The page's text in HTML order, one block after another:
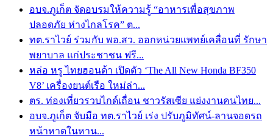
อบจ.ภูเก็ต จัดอบรมให้ความรู้ “อาหารเพื่อสุขภาพ
ปลอดภัย ห่างไกลโรค” ต...
ทต.ราไวย์ ร่วมกับ พอ.สว. ออกหน่วยแพทย์เคลื่อนที่ รักษา
พยาบาล แก่ประชาชน ฟรี...
หล่อ หรู ไทยฮอนด้า เปิดตัว ‘The All New Honda BF350
V8’ เครื่องยนต์เรือ ใหม่ล่า...
ตร. ท่องเที่ยวรวบไกด์เถื่อน ชาวรัสเซีย แย่งงานคนไทย...
อบจ.ภูเก็ต จับมือ ทต.ราไวย์ เร่ง ปรับภูมิทัศน์-ลานจอดรถ
หน้าหาดในหาน...